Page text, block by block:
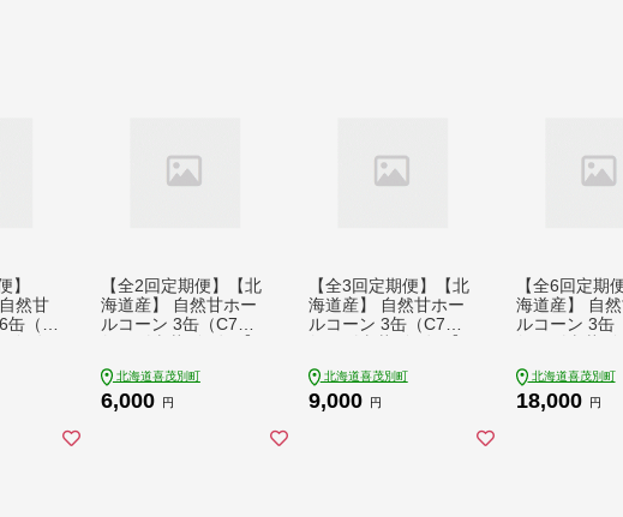
】
然甘
缶（C
とう
ロコ
【全2回定期便】【北
海道産】 自然甘ホー
ルコーン 3缶（C7号
ーン コーン缶 とうも
ろこし トウモロコシ
北海道喜茂別町
6,000 円
【全3回定期便】【北
海道産】 自然甘ホー
ルコーン 3缶（C7号
ーン コーン缶 とうも
ろこし トウモロコシ
北海道喜茂別町
9,000 円
【全6回定期
海道産】 自
ルコーン 3缶
ーン コーン缶
ろこし トウモ
北海道喜茂別町
18,000 円